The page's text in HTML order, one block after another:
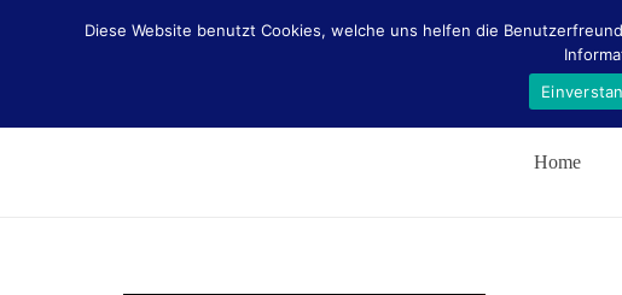
Home
Diese Website benutzt Cookies, welche uns helfen die